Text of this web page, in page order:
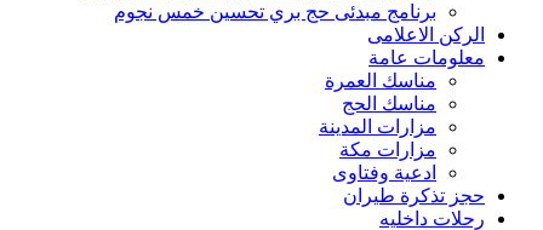
برنامج مبدئى حج بري تحسين خمس نجوم
الركن الاعلامى
معلومات عامة
مناسك العمرة
مناسك الحج
مزارات المدينة
مزارات مكة
ادعية وفتاوى
حجز تذكرة طيران
رحلات داخليه